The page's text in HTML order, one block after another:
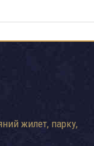
жилет, парку,